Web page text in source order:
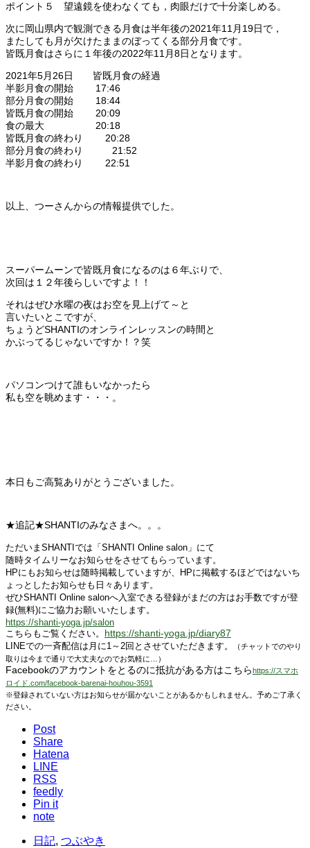
ポイント５ 望遠鏡を使わなくても，肉眼だけで十分楽しめる。
次に岡山県内で観測できる月食は半年後の2021年11月19日で，
またしても月が欠けたままのぼってくる部分月食です。
皆既月食はさらに１年後の2022年11月8日となります。
2021年5月26日 皆既月食の経過
半影月食の開始 17:46
部分月食の開始 18:44
皆既月食の開始 20:09
食の最大 20:18
皆既月食の終わり 20:28
部分月食の終わり 21:52
半影月食の終わり 22:51
以上、つーさんからの情報提供でした。
スーパームーンで皆既月食になるのは６年ぶりで、
次回は１２年後らしいですよ！！
それはぜひ水曜の夜はお空を見上げて～と
言いたいとこですが、
ちょうどSHANTIのオンラインレッスンの時間と
かぶってるじゃないですか！？笑
パソコンつけて誰もいなかったら
私も空を眺めます・・・。
本日もご高覧ありがとうございました。
★追記★SHANTIのみなさまへ。。。
ただいまSHANTIでは「SHANTI Online salon」にて
随時タイムリーなお知らせをさせてもらっています。
HPにもお知らせは随時掲載していますが、
HPに掲載するほどではないち
ょっとしたお知らせも日々あります。
ぜひSHANTI Online salonへ入室できる登録がまだの方はお手数ですが登
録(無料)にご協力お願いいたします。
https://shanti-yoga.jp/salon
こちらもご覧ください。 https://shanti-yoga.jp/diary87
LINEでの一斉配信は月に1～2回とさせていただきます。
（チャットでのやり
取りは今まで通りで大丈夫なのでお気軽に…）
Facebookのアカウントをとるのに抵抗がある方はこちらhttps://スマホ
ロイド.com/facebook-barenai-houhou-3591
※登録されていない方はお知らせが届かないことがあるかもしれません。予めご了承く
ださい。
Post
Share
Hatena
LINE
RSS
feedly
Pin it
note
日記, つぶやき